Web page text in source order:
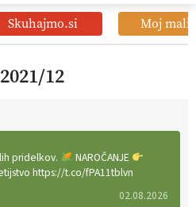
NAROČITE SE
OGLASNO TRŽENJE
Skuhajmo.si Moj mali
12
pridelkov.
NAROČANJE
https://t.co/fPA11tblvn
02.08.2026